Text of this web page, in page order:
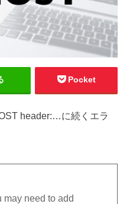
Pocket
header:…に続くエラ
may need to add